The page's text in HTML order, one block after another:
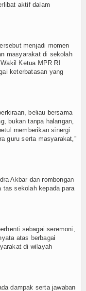
aktif dalam
menjadi momen
masyarakat di sekolah
Ketua MPR RI
keterbatasan yang
beliau bersama
bukan tanpa halangan,
memberikan sinergi
guru serta masyarakat,”
Akbar dan rombongan
tas sekolah kepada para
sebagai seremoni,
atas berbagai
di wilayah
dampak serta jawaban